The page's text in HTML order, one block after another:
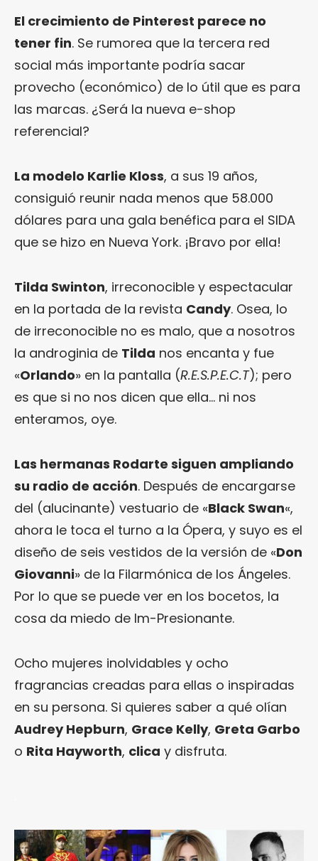
El crecimiento de Pinterest parece no
tener fin. Se rumorea que la tercera red
social más importante podría sacar
provecho (económico) de lo útil que es para
las marcas. ¿Será la nueva e-shop
referencial?
La modelo Karlie Kloss, a sus 19 años,
consiguió reunir nada menos que 58.000
dólares para una gala benéfica para el SIDA
que se hizo en Nueva York. ¡Bravo por ella!
Tilda Swinton, irreconocible y espectacular
en la portada de la revista Candy. Osea, lo
de irreconocible no es malo, que a nosotros
la androginia de Tilda nos encanta y fue
«Orlando» en la pantalla (R.E.S.P.E.C.T); pero
es que si no nos dicen que ella… ni nos
enteramos, oye.
Las hermanas Rodarte siguen ampliando
su radio de acción. Después de encargarse
del (alucinante) vestuario de «Black Swan«,
ahora le toca el turno a la Ópera, y suyo es el
diseño de seis vestidos de la versión de «Don
Giovanni» de la Filarmónica de los Ángeles.
Por lo que se puede ver en los bocetos, la
cosa da miedo de Im-Presionante.
Ocho mujeres inolvidables y ocho
fragrancias creadas para ellas o inspiradas
en su persona. Si quieres saber a qué olían
Audrey Hepburn, Grace Kelly, Greta Garbo
o Rita Hayworth, clica y disfruta.